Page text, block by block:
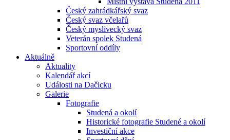
Český zahrádkářský svaz
Český svaz včelařů
Český myslivecký svaz
Veterán spolek Studená
Sportovní oddíly
Aktuálně
Aktuality
Kalendář akcí
Události na Dačicku
Galerie
Fotografie
Studená a okolí
Historické fotografie Studené a okolí
Investiční akce